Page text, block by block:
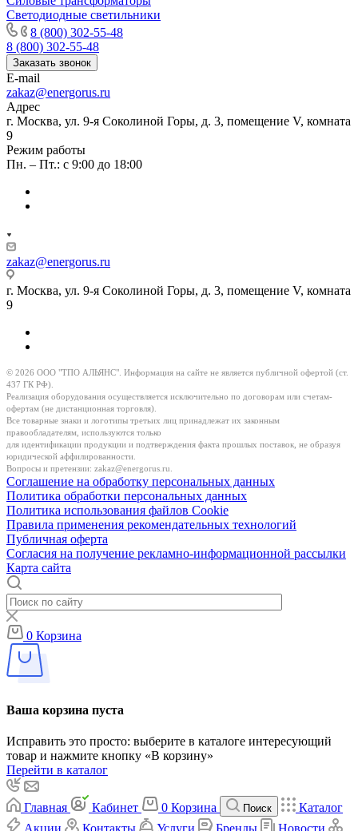
Светодиодные светильники
8 (800) 302-55-48
8 (800) 302-55-48
Заказать звонок
E-mail
zakaz@energorus.ru
Адрес
г. Москва, ул. 9-я Соколиной Горы, д. 3, помещение V, комната
9
Режим работы
Пн. – Пт.: с 9:00 до 18:00
zakaz@energorus.ru
г. Москва, ул. 9-я Соколиной Горы, д. 3, помещение V, комната
9
© 2026 ООО "ТПО АЛЬЯНС". Информация на сайте не является публичной офертой (ст.
437 ГК РФ).
Реализация оборудования осуществляется исключительно по договорам или счетам-
офертам (не дистанционная торговля).
Все товарные знаки и логотипы третьих лиц принадлежат их законным
правообладателям, используются только
для идентификации продукции и подтверждения факта прошлых поставок, не образуя
юридической аффилированности.
Вопросы и претензии: zakaz@energorus.ru
Соглашение на обработку персональных данных
Политика обработки персональных данных
Политика использования файлов Cookie
Правила применения рекомендательных технологий
Публичная оферта
Согласия на получение рекламно-информационной рассылки
Карта сайта
0 Корзина
Ваша корзина пуста
Исправить это просто: выберите в каталоге интересующий
товар и нажмите кнопку «В корзину»
Перейти в каталог
Главная Кабинет 0 Корзина Поиск
Каталог